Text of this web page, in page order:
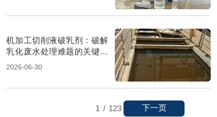
机加工切削液破乳剂：破解
乳化废水处理难题的关键一
招（图）
2026-06-30
1 / 123 下一页